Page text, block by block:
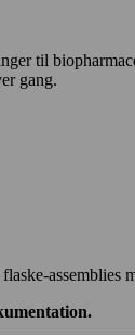
til
gang.
assemblies